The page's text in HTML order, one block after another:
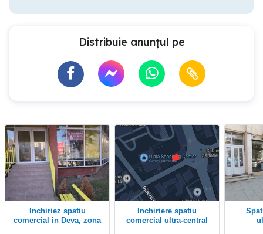
Distribuie anunțul pe
Inchiriez spatiu
comercial in Deva, zona
Inchiriere spatiu
comercial ultra-central
Spatiu comercial